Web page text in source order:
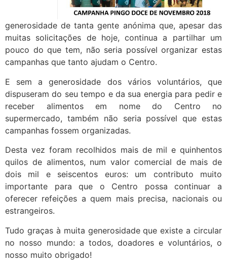
generosidade de tanta gente anónima que, apesar das
muitas solicitações de hoje, continua a partilhar um
pouco do que tem, não seria possível organizar estas
campanhas que tanto ajudam o Centro.
E sem a generosidade dos vários voluntários, que
dispuseram do seu tempo e da sua energia para pedir e
receber alimentos em nome do Centro no
supermercado, também não seria possível que estas
campanhas fossem organizadas.
Desta vez foram recolhidos mais de mil e quinhentos
quilos de alimentos, num valor comercial de mais de
dois mil e seiscentos euros: um contributo muito
importante para que o Centro possa continuar a
oferecer refeições a quem mais precisa, nacionais ou
estrangeiros.
Tudo graças à muita generosidade que existe a circular
no nosso mundo: a todos, doadores e voluntários, o
nosso muito obrigado!